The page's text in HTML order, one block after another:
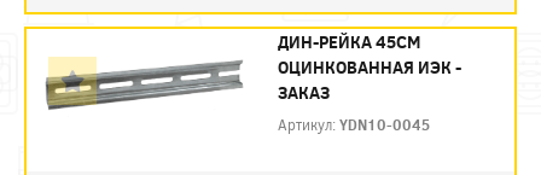
ДИН-РЕЙКА 45СМ
ОЦИНКОВАННАЯ ИЭК -
ЗАКАЗ
Артикул:YDN10-0045